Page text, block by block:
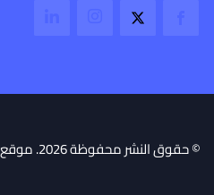
© حقوق النشر محفوظة 2026. موقع جبلة